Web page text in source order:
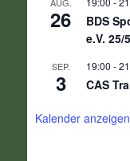
26
BDS
e.V. 25/
SEP.
3
19:00 -
CAS
Kalender anzeigen